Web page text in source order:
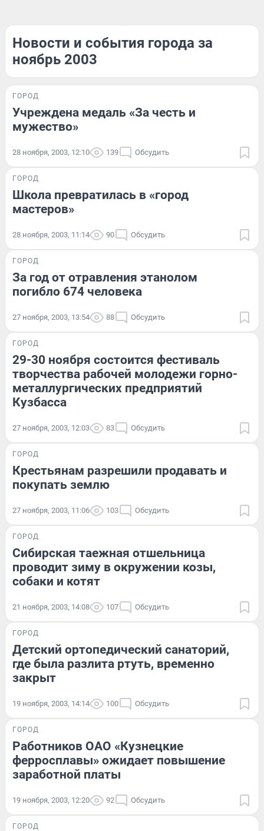
Новости и события города за
ноябрь 2003
ГОРОД
Учреждена медаль «За честь и
мужество»
28 ноября, 2003, 12:10 139 Обсудить
ГОРОД
Школа превратилась в «город
мастеров»
28 ноября, 2003, 11:14 90 Обсудить
ГОРОД
За год от отравления этанолом
погибло 674 человека
27 ноября, 2003, 13:54 88 Обсудить
ГОРОД
29-30 ноября состоится фестиваль
творчества рабочей молодежи горно-
металлургических предприятий
Кузбасса
27 ноября, 2003, 12:03 83 Обсудить
ГОРОД
Крестьянам разрешили продавать и
покупать землю
27 ноября, 2003, 11:06 103 Обсудить
ГОРОД
Сибирская таежная отшельница
проводит зиму в окружении козы,
собаки и котят
21 ноября, 2003, 14:08 107 Обсудить
ГОРОД
Детский ортопедический санаторий,
где была разлита ртуть, временно
закрыт
19 ноября, 2003, 14:14 100 Обсудить
ГОРОД
Работников ОАО «Кузнецкие
ферросплавы» ожидает повышение
заработной платы
19 ноября, 2003, 12:20 92 Обсудить
ГОРОД